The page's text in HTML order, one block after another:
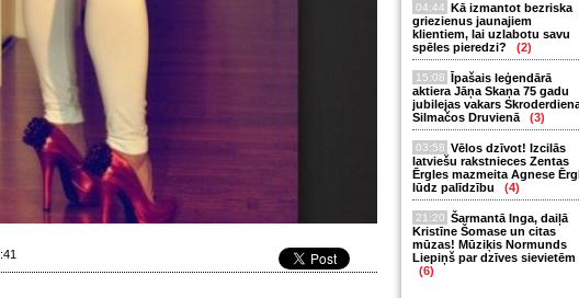
04:44 Kā izmantot bezriska
griezienus jaunajiem
klientiem, lai uzlabotu savu
spēles pieredzi?
(2)
15:08 Īpašais leģendārā
aktiera Jāņa Skaņa 75 gadu
jubilejas vakars
Silmačos Druvienā
(3)
03:58 Vēlos dzīvot! Izcilās
latviešu rakstnieces Zentas
Ērgles mazmeita Agnese
lūdz palīdzību
(4)
21:20 Šarmantā Inga, daiļā
Kristīne Šomase un citas
mūzas! Mūziķis Normunds
Liepiņš par dzīves sievietēm
(6)